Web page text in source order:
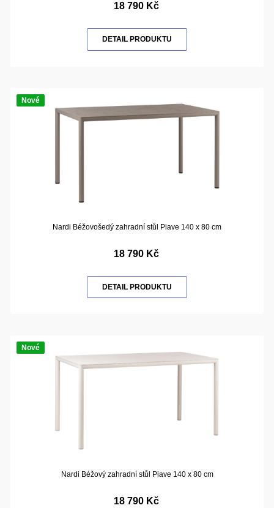
18 790 Kč
DETAIL PRODUKTU
Nové
Nardi Béžovošedý zahradní stůl Piave 140 x 80 cm
18 790 Kč
DETAIL PRODUKTU
Nové
Nardi Béžový zahradní stůl Piave 140 x 80 cm
18 790 Kč